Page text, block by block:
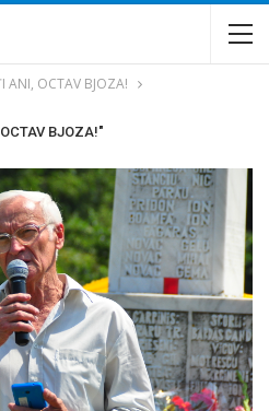
ANI, OCTAV BJOZA!
BJOZA!"